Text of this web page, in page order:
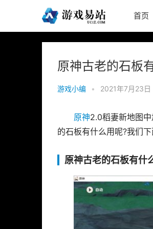
首页
原神古老的石板
游戏小编 • 2021年7月23
原神2.0稻妻新地图
的石板有什么用呢?我们
原神古老的石板有什